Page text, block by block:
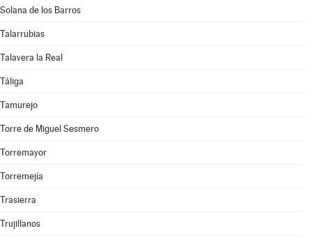
Solana de los Barros
Talarrubias
Talavera la Real
Táliga
Tamurejo
Torre de Miguel Sesmero
Torremayor
Torremejía
Trasierra
Trujillanos